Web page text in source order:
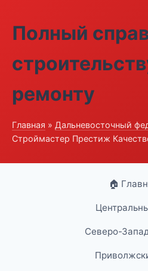
Полный
ремонту
Главная » Дальневосточный
Строймастер Престиж
🏠
Северо-